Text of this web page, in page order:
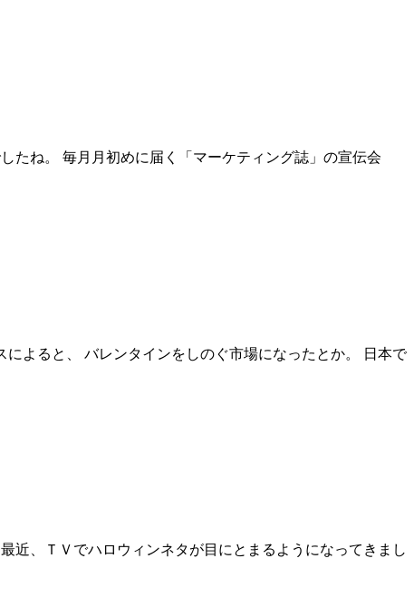
たね。 毎月月初めに届く「マーケティング誌」の宣伝会
よると、 バレンタインをしのぐ市場になったとか。 日本で
、ＴＶでハロウィンネタが目にとまるようになってきまし